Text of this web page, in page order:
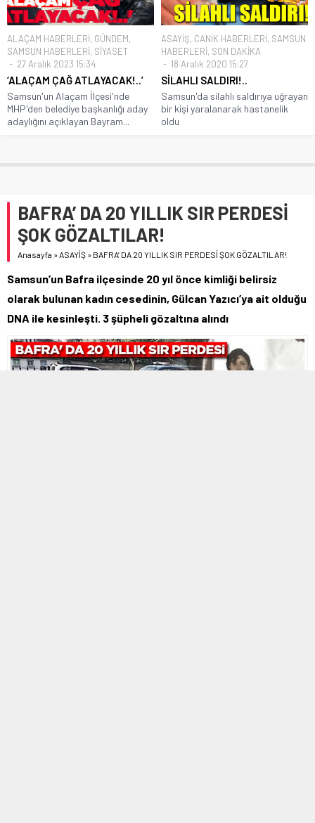
ALAÇAM HABERLERİ, GÜNDEM,
SAMSUN HABERLERİ, SİYASET
27 Aralık 2023 15:34
‘ALAÇAM ÇAĞ ATLAYACAK!..’
Samsun'un Alaçam İlçesi'nde
MHP'den belediye başkanlığı aday
adaylığını açıklayan Bayram...
ASAYİŞ, CANİK HABERLERİ, SAMSUN
HABERLERİ, SON DAKİKA
18 Aralık 2020 15:27
SİLAHLI SALDIRI!..
Samsun'da silahlı saldırıya uğrayan
bir kişi yaralanarak hastanelik
oldu
BAFRA’ DA 20 YILLIK SIR PERDESİ
ŞOK GÖZALTILAR!
Anasayfa »ASAYİŞ » BAFRA’ DA 20 YILLIK SIR PERDESİ ŞOK GÖZALTILAR!
Samsun’un Bafra ilçesinde 20 yıl önce kimliği belirsiz
olarak bulunan kadın cesedinin, Gülcan Yazıcı’ya ait olduğu
DNA ile kesinleşti. 3 şüpheli gözaltına alındı